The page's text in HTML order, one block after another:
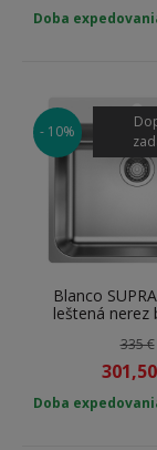
Doba
- 10%
Blanco
leštená nerez
335 €
301,50
Doba